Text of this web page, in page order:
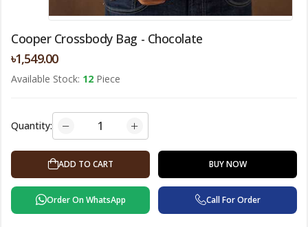
Cooper Crossbody Bag - Chocolate
৳1,549.00
Available Stock: 12 Piece
Quantity:
ADD TO CART BUY NOW
Order On WhatsApp Call For Order